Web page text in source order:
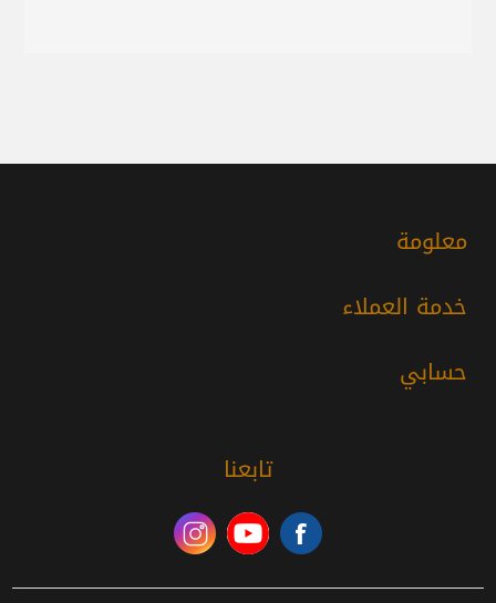
معلومة
خدمة العملاء
حسابي
تابعنا